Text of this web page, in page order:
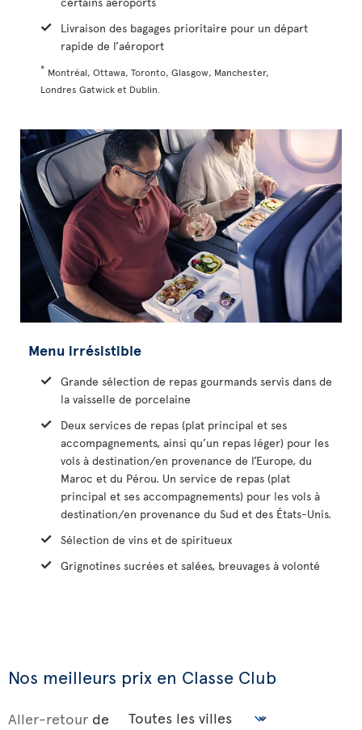
Livraison des bagages prioritaire pour un départ
rapide de l’aéroport
* Montréal, Ottawa, Toronto, Glasgow, Manchester,
Londres Gatwick et Dublin.
Menu irrésistible
Grande sélection de repas gourmands servis dans de
la vaisselle de porcelaine
Deux services de repas (plat principal et ses
accompagnements, ainsi qu’un repas léger) pour les
vols à destination/en provenance de l’Europe, du
Maroc et du Pérou. Un service de repas (plat
principal et ses accompagnements) pour les vols à
destination/en provenance du Sud et des États-Unis.
Sélection de vins et de spiritueux
Grignotines sucrées et salées, breuvages à volonté
Nos meilleurs prix en Classe Club
Aller-retour de